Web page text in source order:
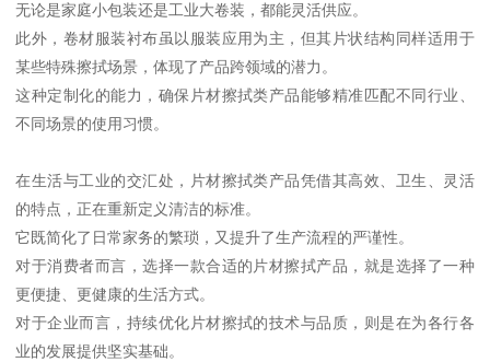
无论是家庭小包装还是工业大卷装，都能灵活供应。
此外，卷材服装衬布虽以服装应用为主，但其片状结构同样适用于
某些特殊擦拭场景，体现了产品跨领域的潜力。
这种定制化的能力，确保片材擦拭类产品能够精准匹配不同行业、
不同场景的使用习惯。
在生活与工业的交汇处，片材擦拭类产品凭借其高效、卫生、灵活
的特点，正在重新定义清洁的标准。
它既简化了日常家务的繁琐，又提升了生产流程的严谨性。
对于消费者而言，选择一款合适的片材擦拭产品，就是选择了一种
更便捷、更健康的生活方式。
对于企业而言，持续优化片材擦拭的技术与品质，则是在为各行各
业的发展提供坚实基础。